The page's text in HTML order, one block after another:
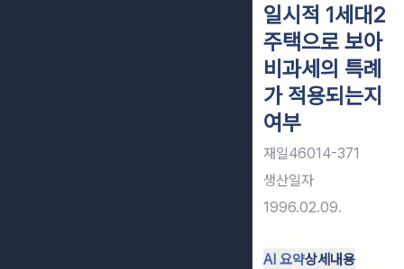
일시적 1세대2
주택으로 보아
비과세의 특례
가 적용되는지
여부
재일46014-371
생산일자
1996.02.09.
AI 요약상세내용